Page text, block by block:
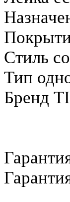
Стиль
Тип
Бренд